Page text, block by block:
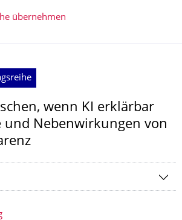
übernehmen
wenn KI erklärbar
und Nebenwirkungen von